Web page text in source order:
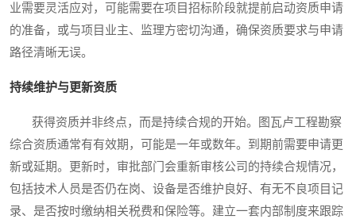
业需要灵活应对，可能需要在项目招标阶段就提前启动资质申请
的准备，或与项目业主、监理方密切沟通，确保资质要求与申请
路径清晰无误。
持续维护与更新资质
获得资质并非终点，而是持续合规的开始。图瓦卢工程勘察
综合资质通常有有效期，可能是一年或数年。到期前需要申请更
新或延期。更新时，审批部门会重新审核公司的持续合规情况，
包括技术人员是否仍在岗、设备是否维护良好、有无不良项目记
录、是否按时缴纳相关税费和保险等。建立一套内部制度来跟踪